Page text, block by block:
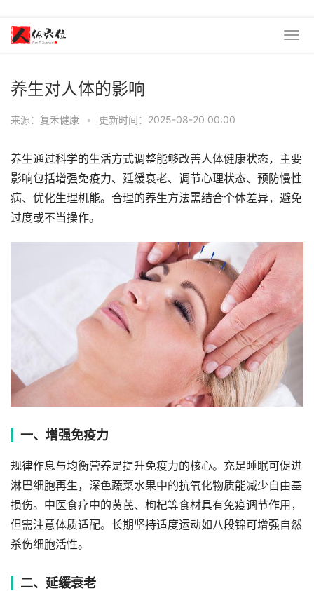
养生对人体的影响
来源：复禾健康 • 更新时间：2025-08-20 00:00
养生通过科学的生活方式调整能够改善人体健康状态，主要
影响包括增强免疫力、延缓衰老、调节心理状态、预防慢性
病、优化生理机能。合理的养生方法需结合个体差异，避免
过度或不当操作。
一、增强免疫力
规律作息与均衡营养是提升免疫力的核心。充足睡眠可促进
淋巴细胞再生，深色蔬菜水果中的抗氧化物质能减少自由基
损伤。中医食疗中的黄芪、枸杞等食材具有免疫调节作用，
但需注意体质适配。长期坚持适度运动如八段锦可增强自然
杀伤细胞活性。
二、延缓衰老